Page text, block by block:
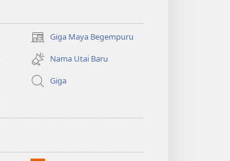
Giga Maya Begempuru
(opens
new
window)
Nama Utai Baru
Giga